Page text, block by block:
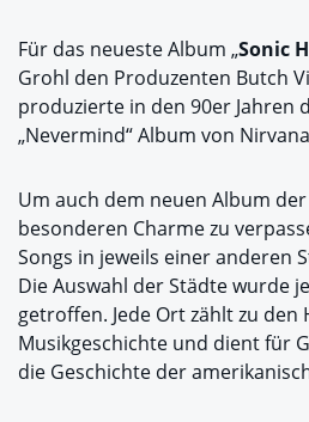
Für das neueste Album „Sonic
Grohl den Produzenten Butch
produzierte in den 90er Jahren
„Nevermind“ Album von
Um auch dem neuen Album der
besonderen Charme zu
Songs in jeweils einer anderen
Die Auswahl der Städte wurde
getroffen. Jede Ort zählt zu
Musikgeschichte und dient für
die Geschichte der